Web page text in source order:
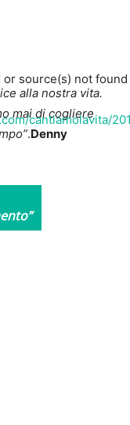
source(s) not found
cantiamolavita/
alla nostra vita.
mai di cogliere
.Denny